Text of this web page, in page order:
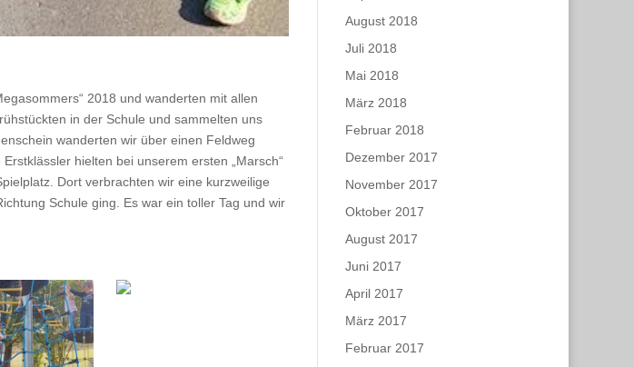
2018 und wanderten mit allen
in der Schule und sammelten uns
wanderten wir über einen Feldweg
hielten bei unserem ersten „Marsch“
Dort verbrachten wir eine kurzweilige
Schule ging. Es war ein toller Tag und wir
August 2018
Juli 2018
Mai 2018
März 2018
Februar 2018
Dezember 2017
November 2017
Oktober 2017
August 2017
Juni 2017
April 2017
März 2017
Februar 2017